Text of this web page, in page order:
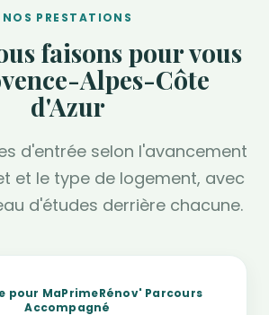
NOS PRESTATIONS
faisons pour vous
Alpes-Côte
d'Azur
d'entrée selon l'avancement
et le type de logement, avec
d'études derrière chacune.
pour MaPrimeRénov' Parcours
Accompagné